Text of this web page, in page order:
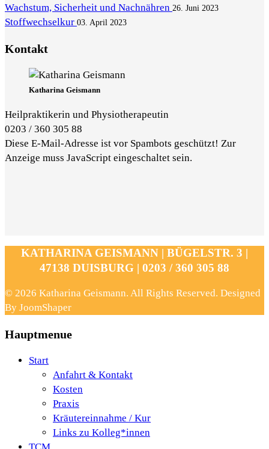
Wachstum, Sicherheit und Nachnähren 26. Juni 2023
Stoffwechselkur 03. April 2023
Kontakt
Katharina Geismann
Heilpraktikerin und Physiotherapeutin
0203 / 360 305 88
Diese E-Mail-Adresse ist vor Spambots geschützt! Zur
Anzeige muss JavaScript eingeschaltet sein.
KATHARINA GEISMANN | BÜGELSTR. 3 |
47138 DUISBURG | 0203 / 360 305 88
© 2026 Katharina Geismann. All Rights Reserved. Designed
By JoomShaper
Hauptmenue
Start
Anfahrt & Kontakt
Kosten
Praxis
Kräutereinnahme / Kur
Links zu Kolleg*innen